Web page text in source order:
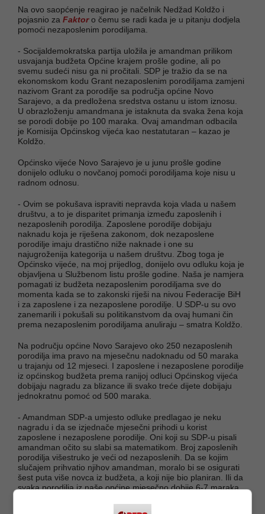
Na ovo saopćenje reagirao je načelnik Nedžad Koldžo i
pojasnio za Faktoro čemu se radi kada je u pitanju dodjela
pomoći nezaposlenim porodiljama.
- Socijaldemokratska partija uložila je amandman prilikom
usvajanja budžeta Općine krajem prošle godine, ali po
svemu sudeći nisu ga ni pročitali. SDP je tražio da se na
ekonomskom kodu Grant nezaposlenim porodiljama zamjeni
nazivom Grant za porodilje sa područja općine Novo
Sarajevo, a da predložena sredstva ostanu u istom iznosu.
U obrazloženju amandmana je istaknuta da svaka žena koja
se porodi dobije po 100 maraka. Ovaj amandman odbacila
je Komisija Općinskog vijeća kao nestatutaran – kazao je
Koldžo.
Općinsko vijeće Novo Sarajevo je u junu prošle godine
donijelo odluku o novčanoj pomoći porodiljama koje nisu u
radnom odnosu.
- Ovim se pokušava ispraviti nepravda koja vlada u našem
društvu, a to je disparitet primanja između zaposlenih i
nezaposlenih porodilja. Zaposlene porodilje dobijaju
naknadu koja je riješena zakonom, dok nezaposlene
porodilje imaju drastično niže naknade i one su
najugroženija kategorija u našem društvu. Zbog toga je
Općinsko vijeće, na moj prijedlog, donijelo ovu odluku koja je
objavljena u Službenom listu prošle godine. Naša je namjera
pomagati iz budžeta nezaposlenim porodiljama sve do
momenta kada se to zakonski riješi na nivou Federacije BiH
i za zaposlene i za nezaposlene porodilje. U SDP-u su ovo
zanemarili i pokušali su politikanstvom da ovaj humani čin
prema nezaposlenim porodiljama anuliraju – smatra Koldžo.
Na području općine Novo Sarajevo oko 250 nezaposlenih
porodilja ima pravo na mjesečnu nadoknadu od 50 maraka
u trajanju od 12 mjeseci. I zaposlene i nezaposlene porodilje
iz općinskog budžeta prema ranijoj odluci Općinskog vijeća
dobijaju nagradu za blizance ili svako treće dijete dobijaju
jednokratnu pomoć od 500 maraka.
- Amandman SDP-a umjesto odluke predlagao je neku
nagradu i da se izjednače mjesečni prihodi u korist
zaposlene i nezaposlene porodilje. Oni koji su SDP-u pisali
amandman očito su slabi sa matematikom. Broj zaposlenih
porodilja višestruko je veći od nezaposlenih. Da se kojim
slučajem prihvatio njihov amandman, moralo bi se osigurati
šest puta više novca iz budžeta, a koji nije bio planiran. Ili da
svaka porodilja iz naše općine mjesečno dobije 6-7 maraka.